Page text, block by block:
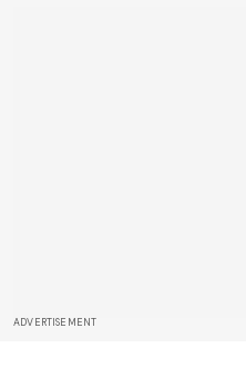
ADVERTISEMENT